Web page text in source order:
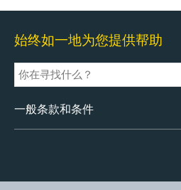
始终如一地为您提供帮助
一般条款和条件